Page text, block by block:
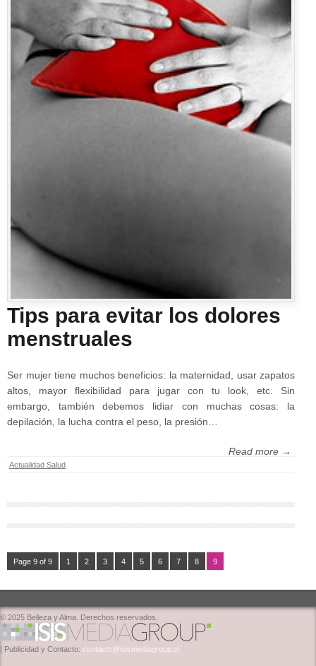
Tips para evitar los dolores
menstruales
Ser mujer tiene muchos beneficios: la maternidad, usar zapatos
altos, mayor flexibilidad para jugar con tu look, etc. Sin
embargo, también debemos lidiar con muchas cosas: la
depilación, la lucha contra el peso, la presión…
Read more →
Actualidad Salud
Page 9 of 9 1 2 3 4 5 6 7 8 9
© 2025 Belleza y Alma. Derechos reservados.
| Publicidad y Contacto: contacto@isismediagroup.cl